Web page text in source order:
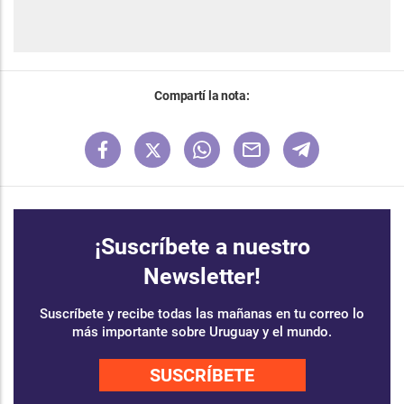
Compartí la nota:
¡Suscríbete a nuestro
Newsletter!
Suscríbete y recibe todas las mañanas en tu correo lo
más importante sobre Uruguay y el mundo.
SUSCRÍBETE